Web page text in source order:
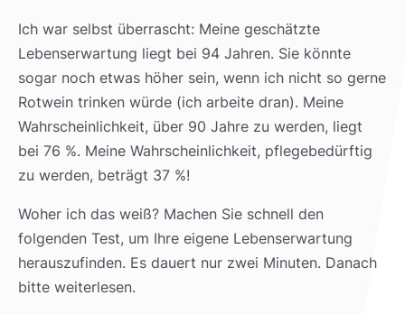
Ich war selbst überrascht: Meine geschätzte
Lebenserwartung liegt bei 94 Jahren. Sie könnte
sogar noch etwas höher sein, wenn ich nicht so gerne
Rotwein trinken würde (ich arbeite dran). Meine
Wahrscheinlichkeit, über 90 Jahre zu werden, liegt
bei 76 %. Meine Wahrscheinlichkeit, pflegebedürftig
zu werden, beträgt 37 %!
Woher ich das weiß? Machen Sie schnell den
folgenden Test, um Ihre eigene Lebenserwartung
herauszufinden. Es dauert nur zwei Minuten. Danach
bitte weiterlesen.